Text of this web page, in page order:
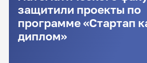
защитили проекты по
программе «Стартап
диплом»